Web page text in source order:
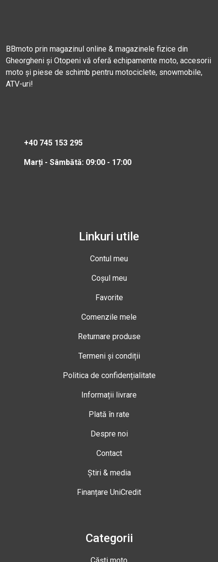
BBmoto prin magazinul online & magazinele fizice din
Gheorgheni și Otopeni vă oferă echipamente moto, accesorii
moto și piese de schimb pentru motociclete, snowmobile,
ATV-uri!
+40 745 153 295
Marți - Sâmbătă: 09:00 - 17:00
Linkuri utile
Contul meu
Coșul meu
Favorite
Comenzile mele
Returnare produse
Termeni și condiții
Politica de confidențialitate
Informații livrare
Plată în rate
Despre noi
Contact
Știri & media
Finanțare UniCredit
Categorii